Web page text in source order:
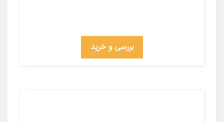
بررسی و خرید